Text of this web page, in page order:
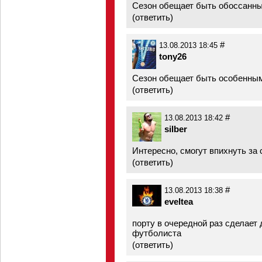
Сезон обещает быть
(ответить)
13.08.2013 18:45 #
tony26
Сезон обещает быть
(ответить)
13.08.2013 18:42 #
silber
Интересно, смогут впихнуть за
(ответить)
13.08.2013 18:38 #
eveltea
порту в очередной раз
футболиста
(ответить)